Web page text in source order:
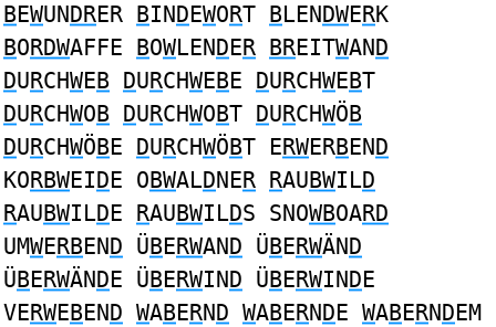
BEWUNDRER BINDEWORT BLENDWERK
BORDWAFFE BOWLENDER BREITWAND
DURCHWEB DURCHWEBE DURCHWEBT
DURCHWOB DURCHWOBT DURCHWÖB
DURCHWÖBE DURCHWÖBT ERWERBEND
KORBWEIDE OBWALDNER RAUBWILD
RAUBWILDE RAUBWILDS SNOWBOARD
UMWERBEND ÜBERWAND ÜBERWÄND
ÜBERWÄNDE ÜBERWIND ÜBERWINDE
VERWEBEND WABERND WABERNDE WABERNDEM